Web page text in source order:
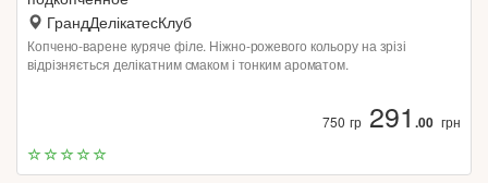
ГрандДелікатесКлуб
Копчено-варене куряче філе. Ніжно-рожевого кольору на зрізі
відрізняється делікатним смаком і тонким ароматом.
750 гр291 .00 грн